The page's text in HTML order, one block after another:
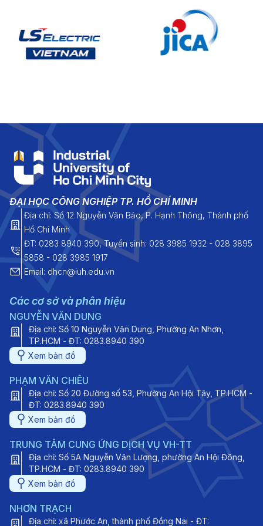
ĐẠI HỌC CÔNG NGHIỆP TP. HỒ CHÍ MINH
Địa chỉ: Số 12 Nguyễn Văn Bảo, P. Hạnh Thông, Thành phố
Hồ Chí Minh
ĐT: 0283 8940 390, Tuyển sinh: 028 3985 1932 - 028 3895
5858 - 028 3985 1917
Email: dhcn@iuh.edu.vn
Các cơ sở và phân hiệu
NGUYỄN VĂN DUNG
Địa chỉ: Số 10 Nguyễn Văn Dung, Phường An Nhơn,
TP.HCM - ĐT: 0283.8940 390
Xem bản đồ
PHẠM VĂN CHIÊU
Địa chỉ: Số 20 Đường số 53, Phường An Hội Tây, TP.HCM -
ĐT: 0283.8940 390
Xem bản đồ
TRUNG TÂM CUNG ỨNG DỊCH VỤ VH-TT
Địa chỉ: Số 5A Nguyễn Văn Lượng, phường An Hội Đông,
TP.HCM - ĐT: 0283.8940 390
Xem bản đồ
NHƠN TRẠCH
Địa chỉ: xã Phước An, thành phố Đồng Nai - ĐT: